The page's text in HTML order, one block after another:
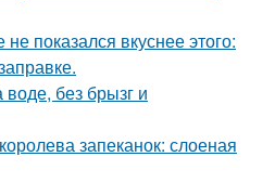
показался вкуснее этого:
без брызг и
запеканок: слоеная